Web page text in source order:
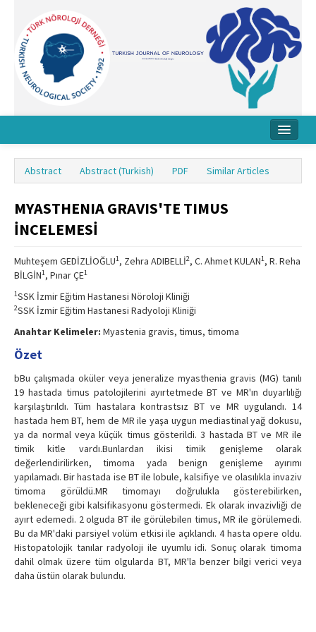
About Journal
Board
Instructions
Archive
Contact Us
Abstract Abstract (Turkish) PDF Similar Articles
MYASTHENIA GRAVIS'TE TIMUS
İNCELEMESİ
Muhteşem GEDİZLİOĞLU1, Zehra ADIBELLİ2, C. Ahmet KULAN1, R. Reha
BİLGİN1, Pınar ÇE1
1SSK İzmir Eğitim Hastanesi Nöroloji Kliniği
2SSK İzmir Eğitim Hastanesi Radyoloji Kliniği
Anahtar Kelimeler: Myastenia gravis, timus, timoma
Özet
bBu çalışmada oküler veya jeneralize myasthenia gravis (MG) tanılı
19 hastada timus patolojilerini ayırtetmede BT ve MR'ın duyarlılığı
karşılaştırıldı. Tüm hastalara kontrastsız BT ve MR uygulandı. 14
hastada hem BT, hem de MR ile yaşa uygun mediastinal yağ dokusu,
ya da normal veya küçük timus gösterildi. 3 hastada BT ve MR ile
timik kitle vardı.Bunlardan ikisi timik genişleme olarak
değerlendirilirken, timoma yada benign genişleme ayırımı
yapılamadı. Bir hastada ise BT ile lobule, kalsifiye ve olasılıkla invaziv
timoma görüldü.MR timomayı doğrulukla gösterebilirken,
bekleneceği gibi kalsifikasyonu göstermedi. Ek olarak invazivliği de
ayırt edemedi. 2 olguda BT ile görülebilen timus, MR ile görülemedi.
Bu da MR'daki parsiyel volüm etkisi ile açıklandı. 4 hasta opere oldu.
Histopatolojik tanılar radyoloji ile uyumlu idi. Sonuç olarak timoma
dahil olmak üzere tüm olgularda BT, MR'la benzer bilgi verici veya
daha üstün olarak bulundu.